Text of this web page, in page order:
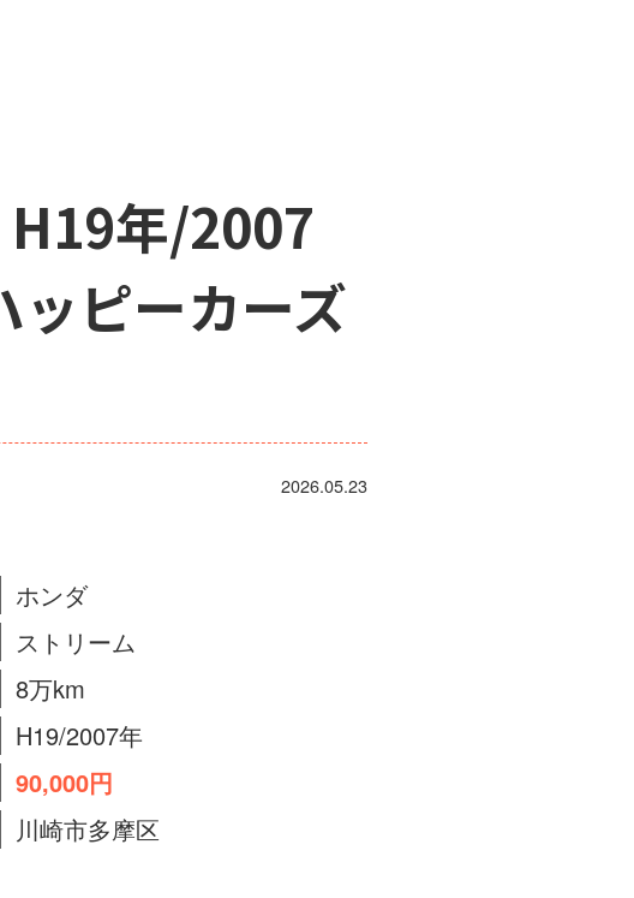
H19年/2007
ッピーカーズ
2026.05.23
ホンダ
ストリーム
8万km
H19/2007年
90,000円
川崎市多摩区